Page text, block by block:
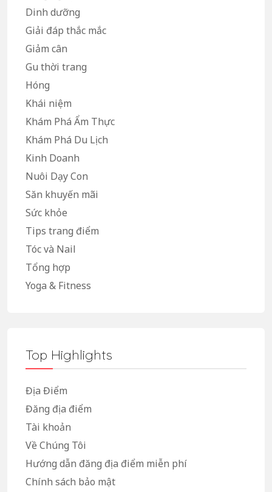
Dinh dưỡng
Giải đáp thắc mắc
Giảm cân
Gu thời trang
Hóng
Khái niệm
Khám Phá Ẩm Thực
Khám Phá Du Lịch
Kinh Doanh
Nuôi Dạy Con
Săn khuyến mãi
Sức khỏe
Tips trang điểm
Tóc và Nail
Tổng hợp
Yoga & Fitness
Top Highlights
Địa Điểm
Đăng địa điểm
Tài khoản
Về Chúng Tôi
Hướng dẫn đăng địa điểm miễn phí
Chính sách bảo mật